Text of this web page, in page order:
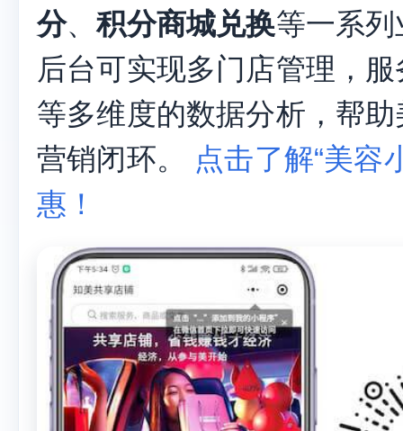
分、积分商城兑换等一系
后台可实现多门店管理，
等多维度的数据分析，帮
营销闭环。
点击了解“美容
惠！